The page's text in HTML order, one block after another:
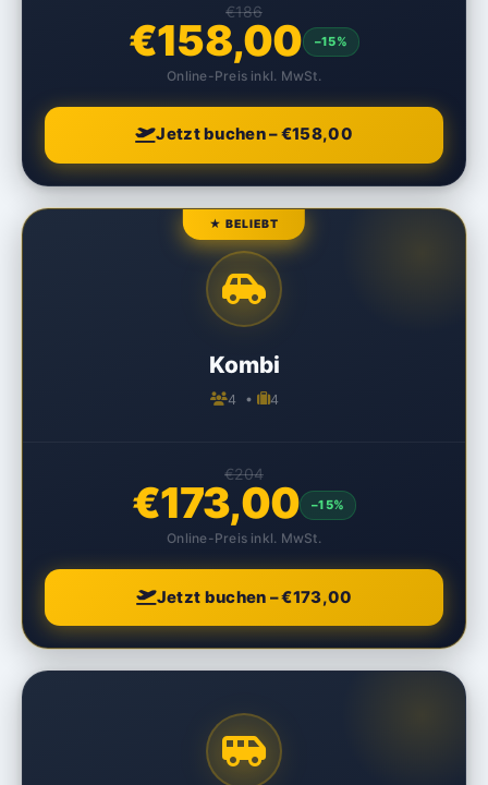
€186
€158,00 –15%
Online-Preis inkl. MwSt.
Jetzt buchen – €158,00
★ BELIEBT
Kombi
4 • 4
€204
€173,00 –15%
Online-Preis inkl. MwSt.
Jetzt buchen – €173,00